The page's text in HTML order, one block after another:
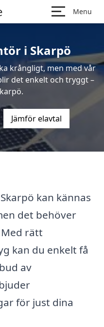
Menu
i Skarpö
krångligt, men med vår
det enkelt och tryggt –
Jämför elavtal
kan kännas
det behöver
rätt
kan du enkelt få
av
för just dina